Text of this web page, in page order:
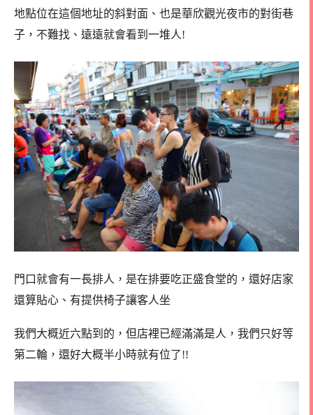
地點位在這個地址的斜對面、也是華欣觀光夜市的對街巷
子，不難找、遠遠就會看到一堆人!
門口就會有一長排人，是在排要吃正盛食堂的，還好店家
還算貼心、有提供椅子讓客人坐
我們大概近六點到的，但店裡已經滿滿是人，我們只好等
第二輪，還好大概半小時就有位了!!